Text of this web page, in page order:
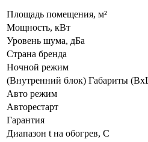
Площадь помещения, м²
Мощность, кВт
Уровень шума, дБа
Страна бренда
Ночной режим
(Внутренний блок) Габариты
Авто режим
Авторестарт
Гарантия
Диапазон t на обогрев, С